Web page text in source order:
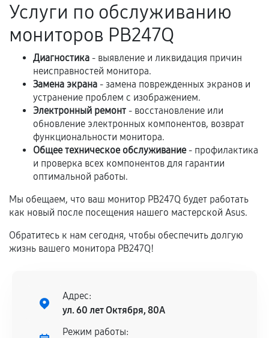
срока.
Программные сбои, если это не указано в
Если комплектующие куплены
самостоятельно
Гарантия на выполненные работы может
сохраняться полностью или частично, если
соблюдены следующие условия:
Предоставленные детали подходят по
техническим параметрам и не имеют внешних
дефектов.
Установка была выполнена нашим сервисным
центром.
продавца. За качество сторонних деталей
сервисный центр ответственности не несет.
Услуги по обслуживанию
мониторов PB247Q
Диагностика - выявление и ликвидация причин
неисправностей монитора.
Замена экрана - замена поврежденных экранов и
устранение проблем с изображением.
Электронный ремонт - восстановление или
обновление электронных компонентов, возврат
функциональности монитора.
Общее техническое обслуживание- профилактика
и проверка всех компонентов для гарантии
оптимальной работы.
Мы обещаем, что ваш монитор PB247Q будет работать
как новый после посещения нашего мастерской Asus.
Обратитесь к нам сегодня, чтобы обеспечить долгую
жизнь вашего монитора PB247Q!
Адрес:
ул. 60 лет Октября, 80А
Режим работы: